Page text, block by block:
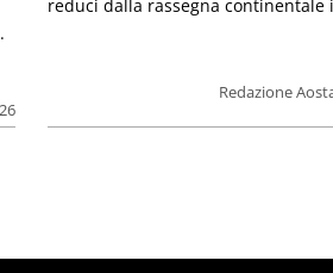
Redazione
reduci dalla rassegna continentale